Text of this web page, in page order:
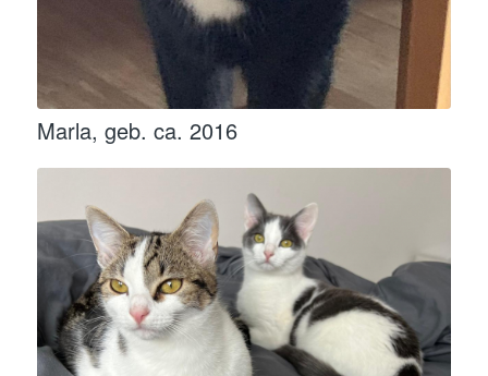
Marla, geb. ca. 2016